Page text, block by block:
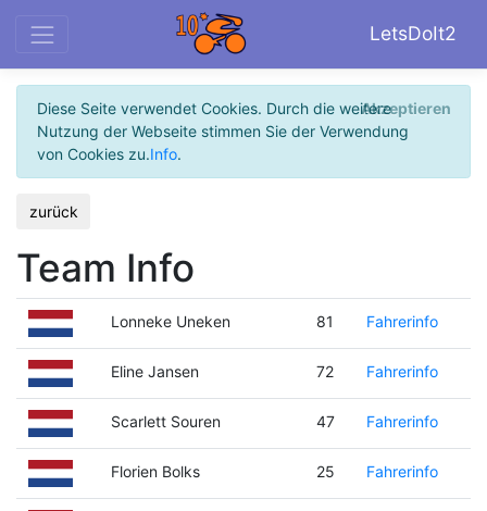
LetsDoIt2
Diese Seite verwendet Cookies. Durch die weitere
Nutzung der Webseite stimmen Sie der Verwendung
von Cookies zu.Info.
Akzeptieren
zurück
Team Info
Lonneke Uneken 81 Fahrerinfo
Eline Jansen 72 Fahrerinfo
Scarlett Souren 47 Fahrerinfo
Florien Bolks 25 Fahrerinfo